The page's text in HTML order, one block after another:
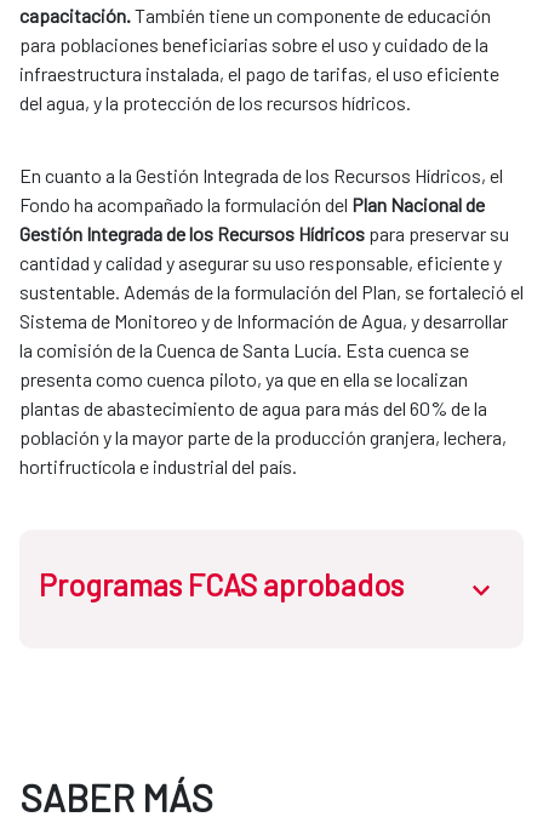
capacitación.También tiene un componente de educación
para poblaciones beneficiarias sobre el uso y cuidado de la
infraestructura instalada, el pago de tarifas, el uso eficiente
del agua, y la protección de los recursos hídricos.
En cuanto a la Gestión Integrada de los Recursos Hídricos, el
Fondo ha acompañado la formulación del Plan Nacional de
Gestión Integrada de los Recursos Hídricos para preservar su
cantidad y calidad y asegurar su uso responsable, eficiente y
sustentable. Además de la formulación del Plan, se fortaleció el
Sistema de Monitoreo y de Información de Agua, y desarrollar
la comisión de la Cuenca de Santa Lucía. Esta cuenca se
presenta como cuenca piloto, ya que en ella se localizan
plantas de abastecimiento de agua para más del 60% de la
población y la mayor parte de la producción granjera, lechera,
hortifructícola e industrial del país.
Programas FCAS aprobados
SABER MÁS